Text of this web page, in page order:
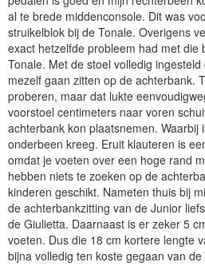
al te brede middenconsole. Dit was
struikelblok bij de Tonale. Overigens
exact hetzelfde probleem had met die
Tonale. Met de stoel volledig
mezelf gaan zitten op de achterbank.
proberen, maar dat lukte
voorstoel centimeters naar voren
achterbank kon plaatsnemen. Waarbij
onderbeen kreeg. Eruit klauteren is
omdat je voeten over een hoge rand
hebben niets te zoeken op de
kinderen geschikt. Nameten thuis bij
de achterbankzitting van de Junior
de Giulietta. Daarnaast is er zeker 5
voeten. Dus die 18 cm kortere lengte
bijna volledig ten koste gegaan van